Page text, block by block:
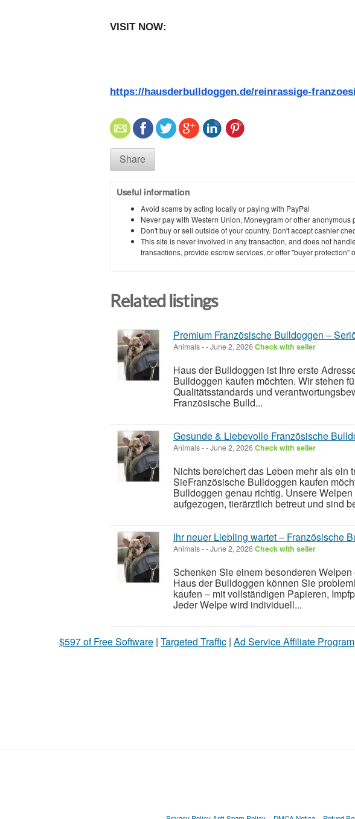
VISIT NOW:
https://hausderbulldoggen.de/reinrassige-
Share
Useful information
Avoid scams by acting locally or paying with PayPal
Never pay with Western Union, Moneygram or other anonymous
Don't buy or sell outside of your country. Don't accept cashier
This site is never involved in any transaction, and does not
transactions, provide escrow services, or offer "buyer protection"
Related listings
Premium Französische Bulldoggen –
Animals--June 2, 2026Check with seller
Haus der Bulldoggen ist Ihre erste
Bulldoggen kaufen möchten. Wir stehen
Qualitätsstandards und
Französische Bulld...
Gesunde & Liebevolle Französische
Animals--June 2, 2026Check with seller
Nichts bereichert das Leben mehr als ein
SieFranzösische Bulldoggen kaufen
Bulldoggen genau richtig. Unsere
aufgezogen, tierärztlich betreut und sind
Ihr neuer Liebling wartet – Französische
Animals--June 2, 2026Check with seller
Schenken Sie einem besonderen
Haus der Bulldoggen können Sie
kaufen – mit vollständigen Papieren,
Jeder Welpe wird individuell...
$597 of Free Software | Targeted Traffic | Ad Service Affiliate Program